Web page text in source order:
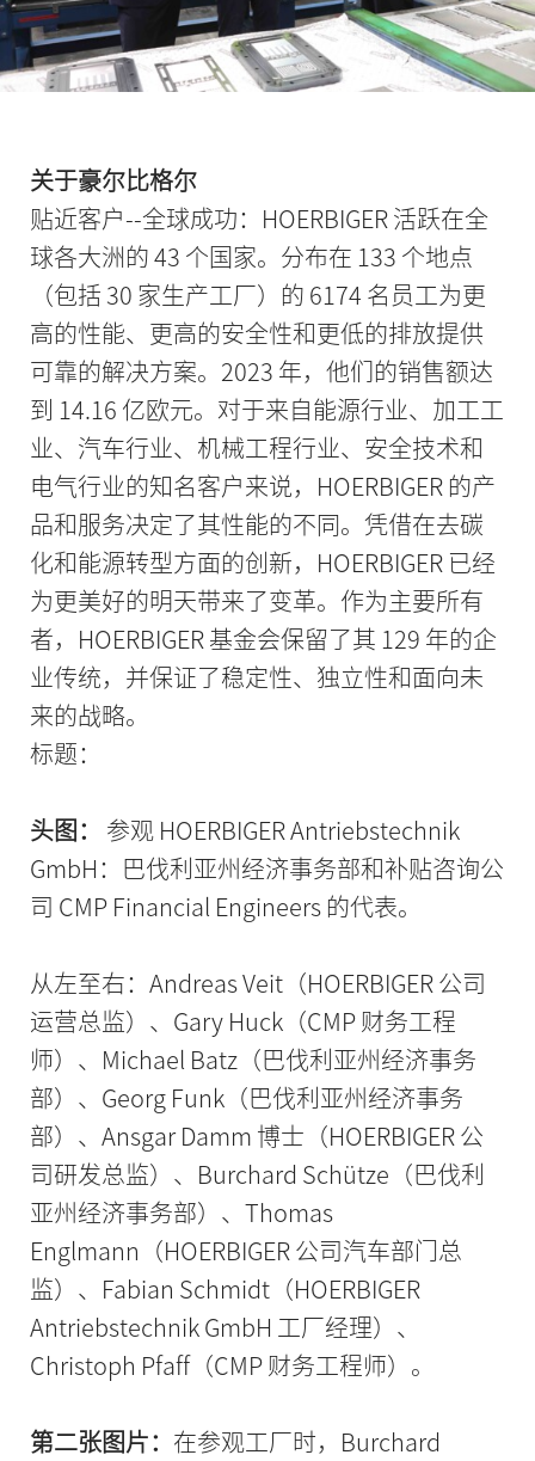
关于豪尔比格尔
贴近客户--全球成功：HOERBIGER 活跃在全
球各大洲的 43 个国家。分布在 133 个地点
（包括 30 家生产工厂）的 6174 名员工为更
高的性能、更高的安全性和更低的排放提供
可靠的解决方案。2023 年，他们的销售额达
到 14.16 亿欧元。对于来自能源行业、加工工
业、汽车行业、机械工程行业、安全技术和
电气行业的知名客户来说，HOERBIGER 的产
品和服务决定了其性能的不同。凭借在去碳
化和能源转型方面的创新，HOERBIGER 已经
为更美好的明天带来了变革。作为主要所有
者，HOERBIGER 基金会保留了其 129 年的企
业传统，并保证了稳定性、独立性和面向未
来的战略。
标题：
头图： 参观 HOERBIGER Antriebstechnik
GmbH：巴伐利亚州经济事务部和补贴咨询公
司 CMP Financial Engineers 的代表。
从左至右：Andreas Veit（HOERBIGER 公司
运营总监）、Gary Huck（CMP 财务工程
师）、Michael Batz（巴伐利亚州经济事务
部）、Georg Funk（巴伐利亚州经济事务
部）、Ansgar Damm 博士（HOERBIGER 公
司研发总监）、Burchard Schütze（巴伐利
亚州经济事务部）、Thomas
Englmann（HOERBIGER 公司汽车部门总
监）、Fabian Schmidt（HOERBIGER
Antriebstechnik GmbH 工厂经理）、
Christoph Pfaff（CMP 财务工程师）。
第二张图片： 在参观工厂时，Burchard